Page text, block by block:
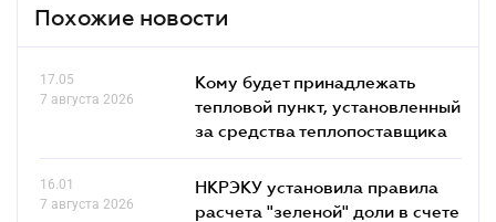
Похожие новости
17.05
7 августа 2026
Кому будет принадлежать
тепловой пункт, установленный
за средства теплопоставщика
16.01
7 августа 2026
НКРЭКУ установила правила
расчета "зеленой" доли в счете